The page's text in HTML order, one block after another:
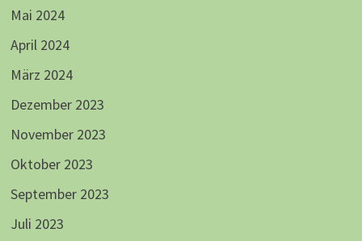
Mai 2024
April 2024
März 2024
Dezember 2023
November 2023
Oktober 2023
September 2023
Juli 2023